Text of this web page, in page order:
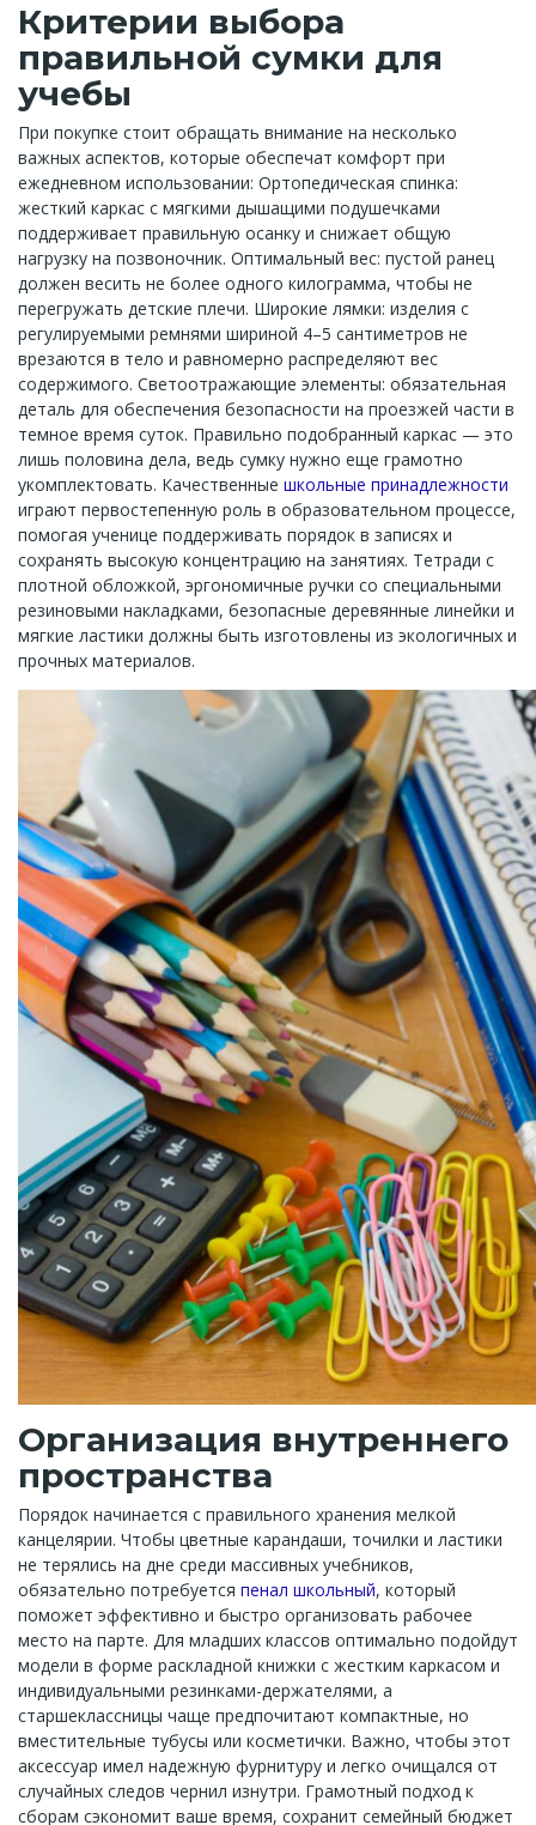
Критерии выбора
правильной сумки для
учебы
При покупке стоит обращать внимание на несколько
важных аспектов, которые обеспечат комфорт при
ежедневном использовании: Ортопедическая спинка:
жесткий каркас с мягкими дышащими подушечками
поддерживает правильную осанку и снижает общую
нагрузку на позвоночник. Оптимальный вес: пустой ранец
должен весить не более одного килограмма, чтобы не
перегружать детские плечи. Широкие лямки: изделия с
регулируемыми ремнями шириной 4–5 сантиметров не
врезаются в тело и равномерно распределяют вес
содержимого. Светоотражающие элементы: обязательная
деталь для обеспечения безопасности на проезжей части в
темное время суток. Правильно подобранный каркас — это
лишь половина дела, ведь сумку нужно еще грамотно
укомплектовать. Качественные школьные принадлежности
играют первостепенную роль в образовательном процессе,
помогая ученице поддерживать порядок в записях и
сохранять высокую концентрацию на занятиях. Тетради с
плотной обложкой, эргономичные ручки со специальными
резиновыми накладками, безопасные деревянные линейки и
мягкие ластики должны быть изготовлены из экологичных и
прочных материалов.
Организация внутреннего
пространства
Порядок начинается с правильного хранения мелкой
канцелярии. Чтобы цветные карандаши, точилки и ластики
не терялись на дне среди массивных учебников,
обязательно потребуется пенал школьный, который
поможет эффективно и быстро организовать рабочее
место на парте. Для младших классов оптимально подойдут
модели в форме раскладной книжки с жестким каркасом и
индивидуальными резинками-держателями, а
старшеклассницы чаще предпочитают компактные, но
вместительные тубусы или косметички. Важно, чтобы этот
аксессуар имел надежную фурнитуру и легко очищался от
случайных следов чернил изнутри. Грамотный подход к
сборам сэкономит ваше время, сохранит семейный бюджет